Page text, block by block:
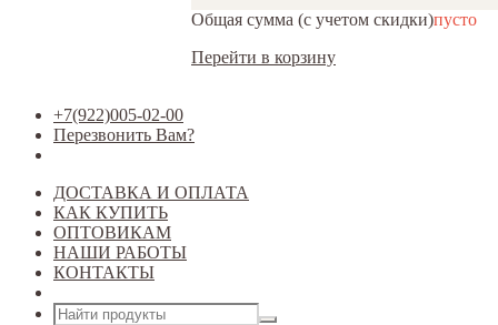
Общая сумма (с учетом скидки)пусто
Перейти в корзину
+7(922)005-02-00
Перезвонить Вам?
ДОСТАВКА И ОПЛАТА
КАК КУПИТЬ
ОПТОВИКАМ
НАШИ РАБОТЫ
КОНТАКТЫ